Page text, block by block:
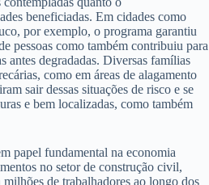
beneficiadas. Em cidades como
por exemplo, o programa garantiu
pessoas como também contribuiu para
antes degradadas. Diversas famílias
como em áreas de alagamento
sair dessas situações de risco e se
e bem localizadas, como também
papel fundamental na economia
no setor de construção civil,
de trabalhadores ao longo dos